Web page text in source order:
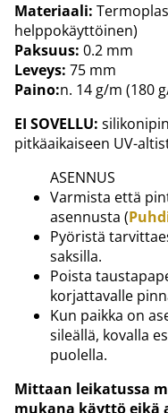
Materiaali:
helppokäyttöinen)
Paksuus: 0.2 mm
Leveys: 75 mm
Paino:n. 14 g/m (180
EI SOVELLU:
pitkäaikaiseen UV-
ASENNUS
Varmista että
asennusta (
Pyöristä
saksilla.
Poista
korjattavalle
Kun paikka on
sileällä, kovalla
puolella.
Mittaan leikatussa
mukana käyttö eikä